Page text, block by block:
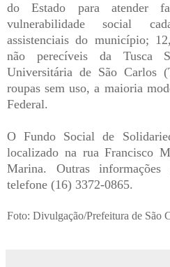
do Estado para atender
vulnerabilidade social
assistenciais do município;
não perecíveis da Tusca
Universitária de São Carlos
roupas sem uso, a maioria
Federal.
O Fundo Social de
localizado na rua Francisco
Marina. Outras
telefone (16) 3372-0865.
Foto: Divulgação/Prefeitura de São